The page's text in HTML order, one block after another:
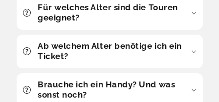
Für welches Alter sind die Touren
geeignet?
Ab welchem Alter benötige ich ein
Ticket?
Brauche ich ein Handy? Und was
sonst noch?